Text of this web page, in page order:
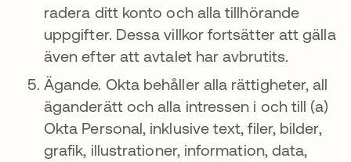
radera ditt konto och alla tillhörande
uppgifter. Dessa villkor fortsätter att gälla
även efter att avtalet har avbrutits.
Ägande. Okta behåller alla rättigheter, all
äganderätt och alla intressen i och till (a)
Okta Personal, inklusive text, filer, bilder,
grafik, illustrationer, information, data,